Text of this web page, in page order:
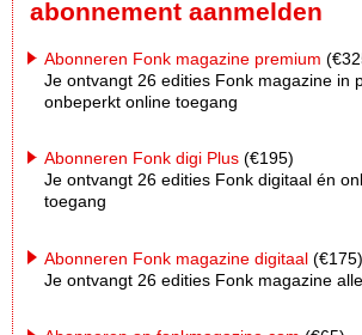
abonnement aanmelden
Abonneren Fonk magazine premium
Je ontvangt 26 edities Fonk magazine in
onbeperkt online toegang
Abonneren Fonk digi Plus (€195)
Je ontvangt 26 edities Fonk digitaal én
toegang
Abonneren Fonk magazine digitaal (€175)
Je ontvangt 26 edities Fonk magazine